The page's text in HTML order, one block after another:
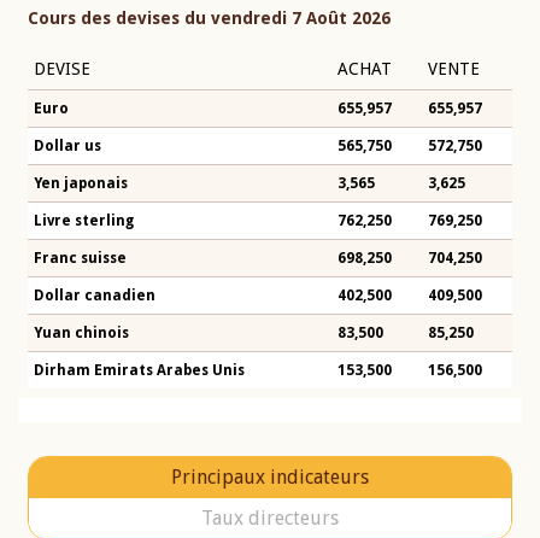
Cours des devises du vendredi 7 Août 2026
DEVISE ACHAT VENTE
Euro 655,957 655,957
Dollar us 565,750 572,750
Yen japonais 3,565 3,625
Livre sterling 762,250 769,250
Franc suisse 698,250 704,250
Dollar canadien 402,500 409,500
Yuan chinois 83,500 85,250
Dirham Emirats Arabes Unis 153,500 156,500
Principaux indicateurs
Taux directeurs